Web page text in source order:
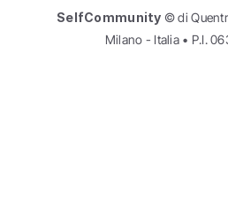
SelfCommunity © di
Milano - Italia • P.I.